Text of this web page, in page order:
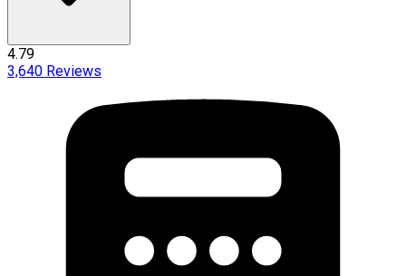
4.79
3,640 Reviews